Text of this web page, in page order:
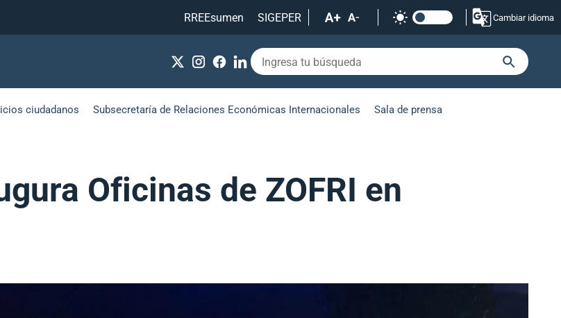
RREEsumen
SIGEPER Cambiar idioma
ciudadanos Subsecretaría de Relaciones Económicas Internacionales Sala de prensa
Oficinas de ZOFRI en